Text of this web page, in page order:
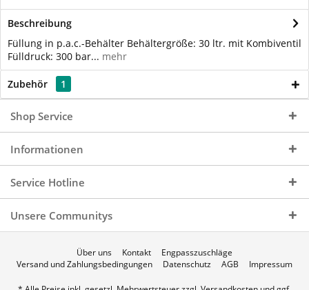
Beschreibung
Füllung in p.a.c.-Behälter Behältergröße: 30 ltr. mit Kombiventil
Fülldruck: 300 bar... mehr
Zubehör 1
Shop Service
Informationen
Service Hotline
Unsere Communitys
Über uns Kontakt
Engpasszuschläge
Versand und Zahlungsbedingungen
Datenschutz AGB Impressum